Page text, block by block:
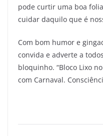
pode curtir uma boa
cuidar daquilo que é
Com bom humor e
convida e adverte a
bloquinho. “Bloco Lixo
com Carnaval.